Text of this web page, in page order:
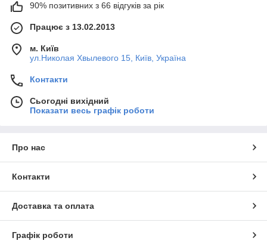
90% позитивних з 66 відгуків за рік
Працює з 13.02.2013
м. Київ
ул.Николая Хвылевого 15, Київ, Україна
Контакти
Сьогодні вихідний
Показати весь графік роботи
Про нас
Контакти
Доставка та оплата
Графік роботи